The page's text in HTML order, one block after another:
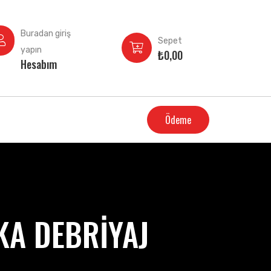
Buradan giriş
yapın
Hesabım
Sepet
₺0,00
Ödeme
DEBRİYAJ